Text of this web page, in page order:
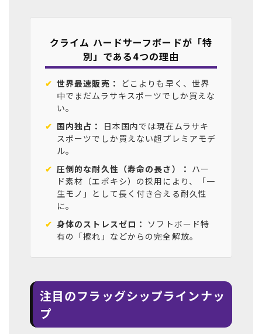
クライム ハードサーフボードが「特
別」である4つの理由
✔ 世界最速販売： どこよりも早く、世界
中でまだムラサキスポーツでしか買えな
い。
✔ 国内独占：
日本国内では現在ムラサキ
スポーツでしか買えない超プレミアモデ
ル。
✔ 圧倒的な耐久性（寿命の長さ）： ハー
ド素材（エポキシ）の採用により、「一
生モノ」として長く付き合える耐久性
に。
✔ 身体のストレスゼロ： ソフトボード特
有の「擦れ」などからの完全解放。
注目のフラッグシップラインナッ
プ